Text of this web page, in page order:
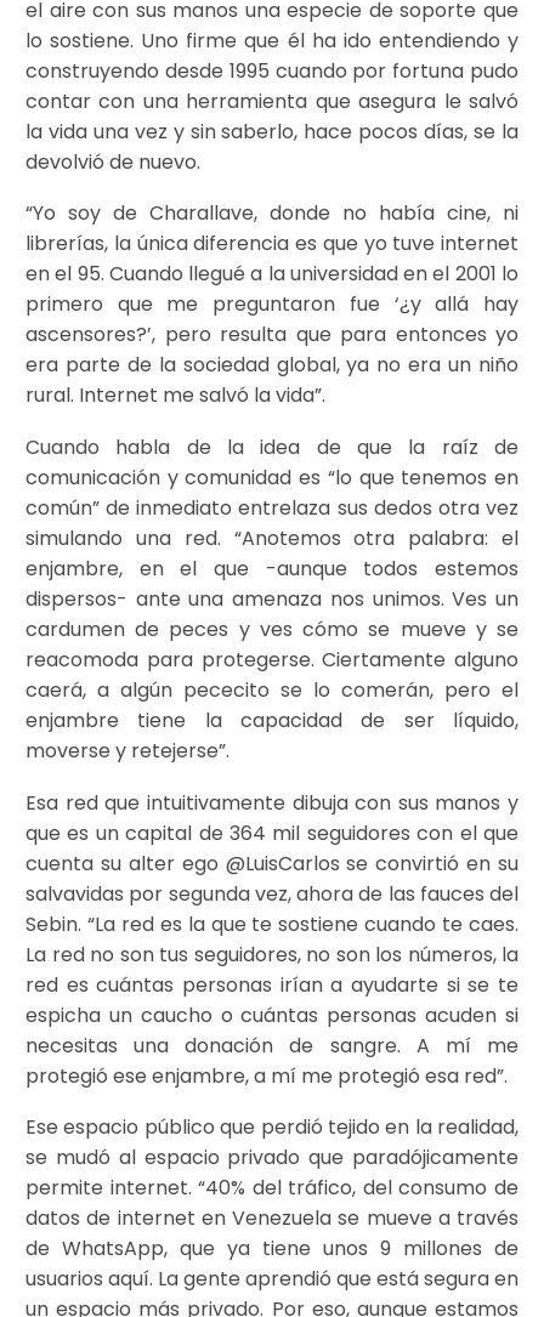
el aire con sus manos una especie de soporte que
lo sostiene. Uno firme que él ha ido entendiendo y
construyendo desde 1995 cuando por fortuna pudo
contar con una herramienta que asegura le salvó
la vida una vez y sin saberlo, hace pocos días, se la
devolvió de nuevo.
“Yo soy de Charallave, donde no había cine, ni
librerías, la única diferencia es que yo tuve internet
en el 95. Cuando llegué a la universidad en el 2001 lo
primero que me preguntaron fue ‘¿y allá hay
ascensores?’, pero resulta que para entonces yo
era parte de la sociedad global, ya no era un niño
rural. Internet me salvó la vida”.
Cuando habla de la idea de que la raíz de
comunicación y comunidad es “lo que tenemos en
común” de inmediato entrelaza sus dedos otra vez
simulando una red. “Anotemos otra palabra: el
enjambre, en el que -aunque todos estemos
dispersos- ante una amenaza nos unimos. Ves un
cardumen de peces y ves cómo se mueve y se
reacomoda para protegerse. Ciertamente alguno
caerá, a algún pececito se lo comerán, pero el
enjambre tiene la capacidad de ser líquido,
moverse y retejerse”.
Esa red que intuitivamente dibuja con sus manos y
que es un capital de 364 mil seguidores con el que
cuenta su alter ego @LuisCarlos se convirtió en su
salvavidas por segunda vez, ahora de las fauces del
Sebin. “La red es la que te sostiene cuando te caes.
La red no son tus seguidores, no son los números, la
red es cuántas personas irían a ayudarte si se te
espicha un caucho o cuántas personas acuden si
necesitas una donación de sangre. A mí me
protegió ese enjambre, a mí me protegió esa red”.
Ese espacio público que perdió tejido en la realidad,
se mudó al espacio privado que paradójicamente
permite internet. “40% del tráfico, del consumo de
datos de internet en Venezuela se mueve a través
de WhatsApp, que ya tiene unos 9 millones de
usuarios aquí. La gente aprendió que está segura en
un espacio más privado. Por eso, aunque estamos